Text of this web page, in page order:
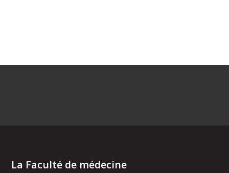
La Faculté de médecine